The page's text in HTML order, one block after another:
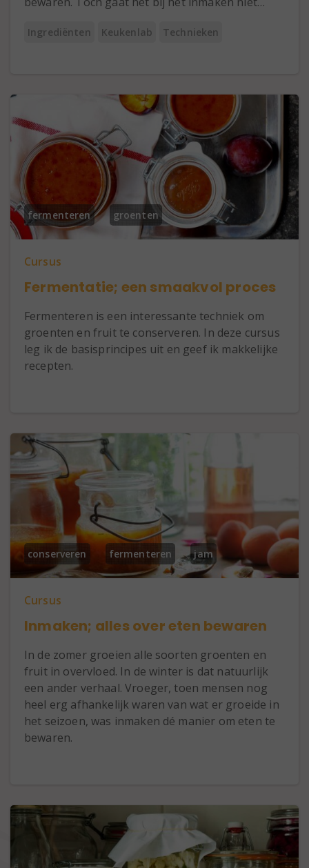
Ingrediënten Keukenlab Technieken
fermenteren groenten
Cursus
Fermentatie; een smaakvol proces
Fermenteren is een interessante techniek om
groenten en fruit te conserveren. In deze cursus
leg ik de basisprincipes uit en geef ik makkelijke
recepten.
conserveren fermenteren jam
Cursus
Inmaken; alles over eten bewaren
In de zomer groeien alle soorten groenten en
fruit in overvloed. In de winter is dat natuurlijk
een ander verhaal. Vroeger, toen mensen nog
heel erg afhankelijk waren van wat er groeide in
het seizoen, was inmaken dé manier om eten te
bewaren.